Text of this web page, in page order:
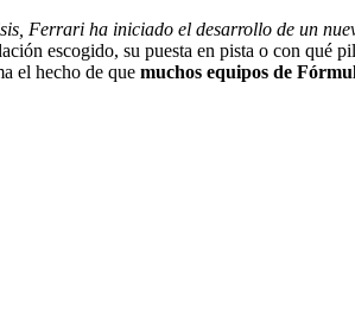
Ferrari ha iniciado el desarrollo de un
escogido, su puesta en pista o con qué
el hecho de que muchos equipos de